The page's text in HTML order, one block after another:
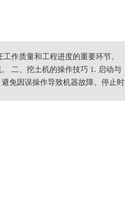
作质量和工程进度的重要环节。
二、挖土机的操作技巧 1. 启动与
免因误操作导致机器故障。停止时